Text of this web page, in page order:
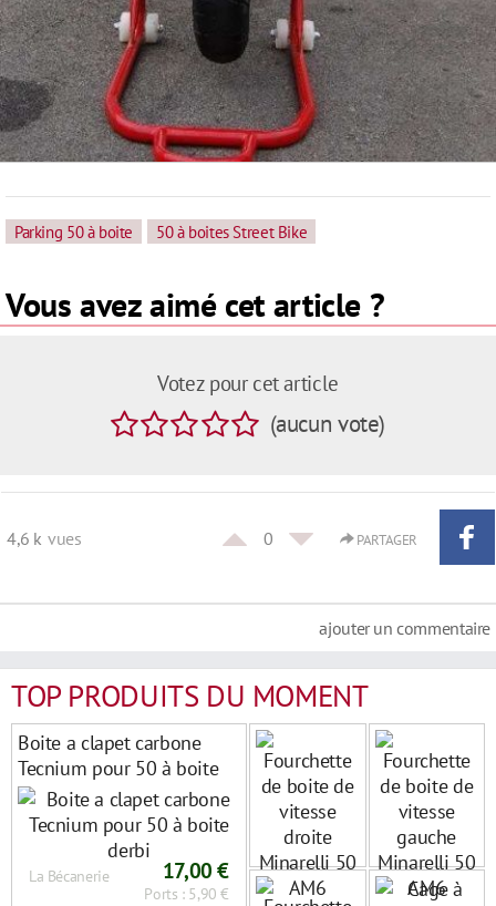
Parking 50 à boite 50 à boites Street Bike
Vous avez aimé cet article ?
Votez pour cet article
(aucun vote)
4,6 k vues 0 PARTAGER
ajouter un commentaire
TOP PRODUITS DU MOMENT
Boite a clapet carbone
Tecnium pour 50 à boite
derbi
La Bécanerie 17,00 €
Ports : 5,90 €